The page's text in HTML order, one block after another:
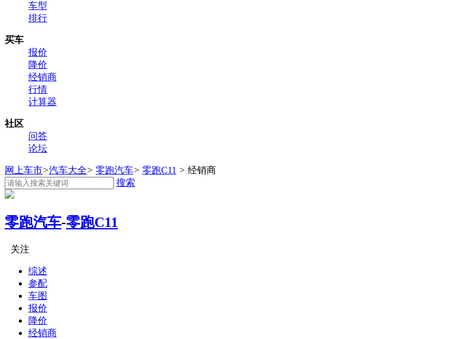
车型
排行
买车
报价
降价
经销商
行情
计算器
社区
问答
论坛
网上车市>汽车大全> 零跑汽车> 零跑C11 > 经销商
搜索
零跑汽车-零跑C11
关注
综述
参配
车图
报价
降价
经销商